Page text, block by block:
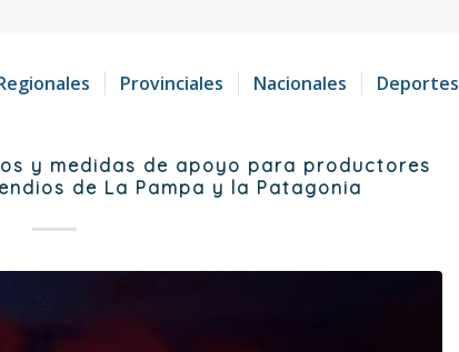
Provinciales Nacionales Deportes
y medidas de apoyo para productores
de La Pampa y la Patagonia